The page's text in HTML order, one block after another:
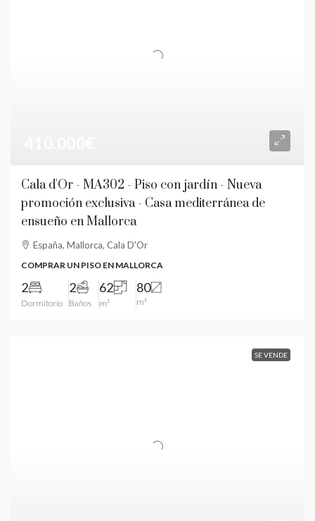
Cala d'Or - MA302 - Piso con jardín - Nueva
promoción exclusiva - Casa mediterránea de
ensueño en Mallorca
España, Mallorca, Cala D'Or
COMPRAR UN PISO EN MALLORCA
2
Dormitorio
2
Baños
62
m²
80
m²
SE VENDE